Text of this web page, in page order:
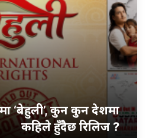
‘बेहुली’, कुन कुन देशमा
कहिले हुँदैछ रिलिज ?